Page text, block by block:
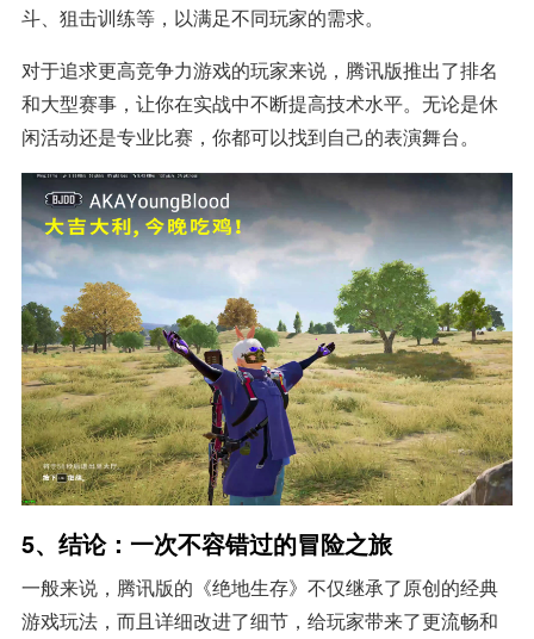
斗、狙击训练等，以满足不同玩家的需求。
对于追求更高竞争力游戏的玩家来说，腾讯版推出了排名
和大型赛事，让你在实战中不断提高技术水平。无论是休
闲活动还是专业比赛，你都可以找到自己的表演舞台。
5、结论：一次不容错过的冒险之旅
一般来说，腾讯版的《绝地生存》不仅继承了原创的经典
游戏玩法，而且详细改进了细节，给玩家带来了更流畅和